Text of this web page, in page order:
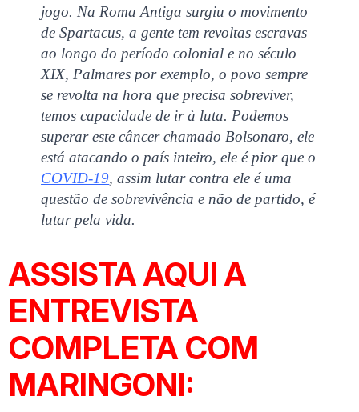
jogo. Na Roma Antiga surgiu o movimento
de Spartacus, a gente tem revoltas escravas
ao longo do período colonial e no século
XIX, Palmares por exemplo, o povo sempre
se revolta na hora que precisa sobreviver,
temos capacidade de ir à luta. Podemos
superar este câncer chamado Bolsonaro, ele
está atacando o país inteiro, ele é pior que o
COVID-19, assim lutar contra ele é uma
questão de sobrevivência e não de partido, é
lutar pela vida.
ASSISTA AQUI A
ENTREVISTA
COMPLETA COM
MARINGONI: